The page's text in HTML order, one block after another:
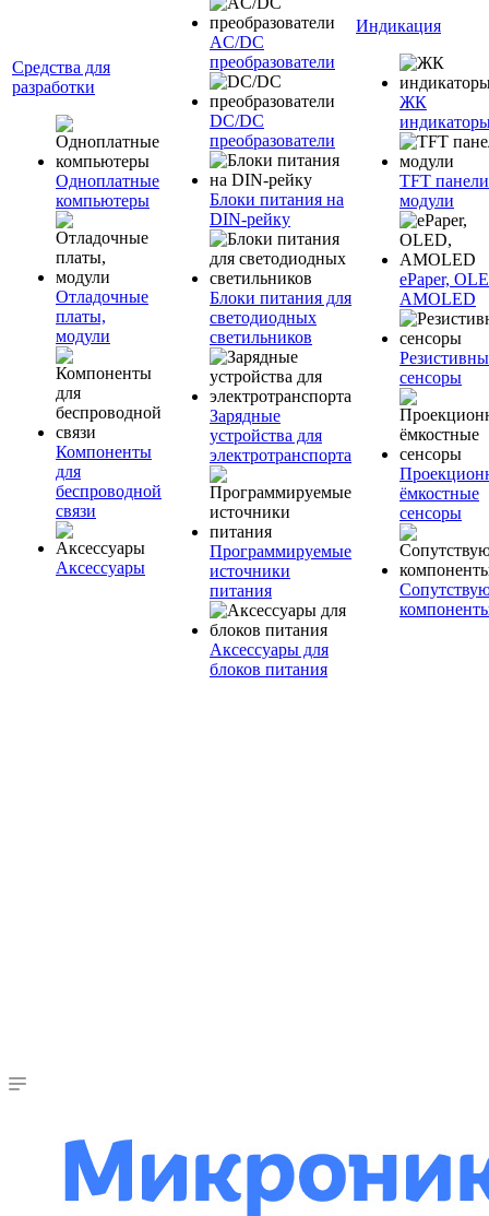
Средства для
разработки
Одноплатные
компьютеры
Отладочные
платы,
модули
Компоненты
для
беспроводной
связи
Аксессуары
AC/DC
преобразователи
DC/DC
преобразователи
Блоки питания на
DIN-рейку
Блоки питания для
светодиодных
светильников
Зарядные
устройства для
электротранспорта
Программируемые
источники
питания
Аксессуары для
блоков питания
Индикация
ЖК
TFT
модули
ePaper,
AMOLED
сенсоры
ёмкостные
сенсоры